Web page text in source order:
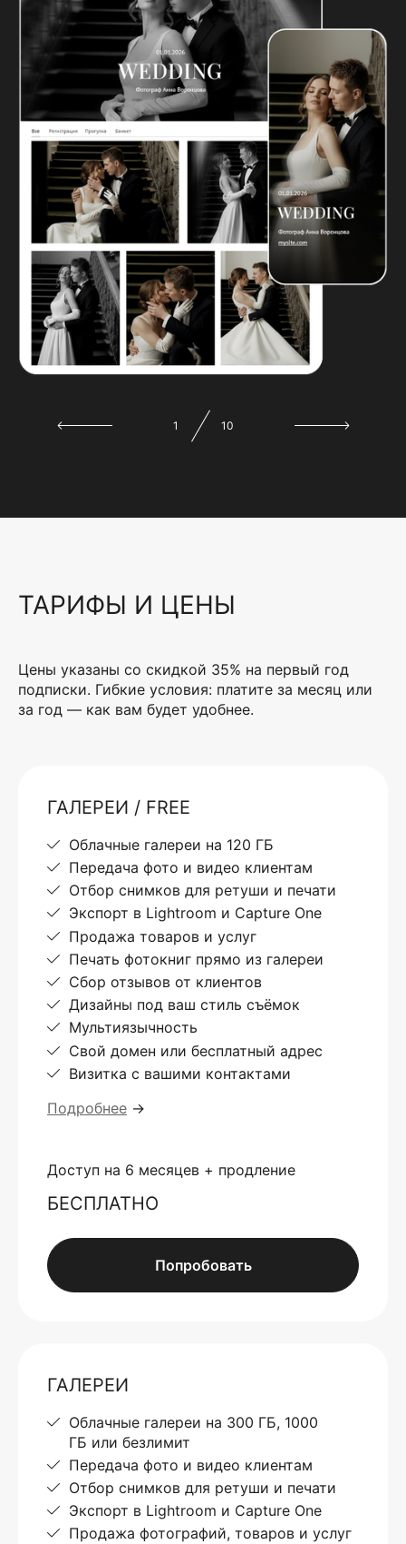
1 10
ТАРИФЫ И ЦЕНЫ
Цены указаны со скидкой 35% на первый год
подписки. Гибкие условия: платите за месяц или
за год — как вам будет удобнее.
ГАЛЕРЕИ / FREE
Облачные галереи на 120 ГБ
Передача фото и видео клиентам
Отбор снимков для ретуши и печати
Экспорт в Lightroom и Capture One
Продажа товаров и услуг
Печать фотокниг прямо из галереи
Сбор отзывов от клиентов
Дизайны под ваш стиль съёмок
Мультиязычность
Свой домен или бесплатный адрес
Визитка с вашими контактами
Подробнее →
Доступ на 6 месяцев + продление
БЕСПЛАТНО
Попробовать
ГАЛЕРЕИ
Облачные галереи на 300 ГБ, 1000
ГБ или безлимит
Передача фото и видео клиентам
Отбор снимков для ретуши и печати
Экспорт в Lightroom и Capture One
Продажа фотографий, товаров и услуг